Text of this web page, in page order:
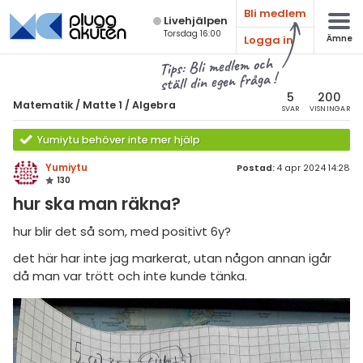
Live­hjälpen
Torsdag 16:00
Bli medlem
Logga in
Ämne
Tips: Bli medlem och
ställ din egen fråga !
Matematik / Matte 1 /Algebra 5
SVAR
200
VISNINGAR
Yumiytu behöver inte mer hjälp
Yumiytu
130
Postad: 4 apr 2024 14:28
hur ska man räkna?
hur blir det så som, med positivt 6y?
det här har inte jag markerat, utan någon annan igår
då man var trött och inte kunde tänka.
Alla ämnen
Alla trådar
7
8
9
Matematik
Matte 1
Alla trådar
Geometri
Procent
Sannolikhet och statistik
2
3
4
& Bygg
språk